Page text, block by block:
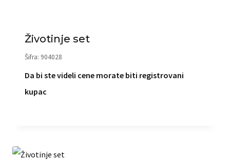
Životinje set
Šifra: 904028
Da bi ste videli cene morate biti registrovani
kupac